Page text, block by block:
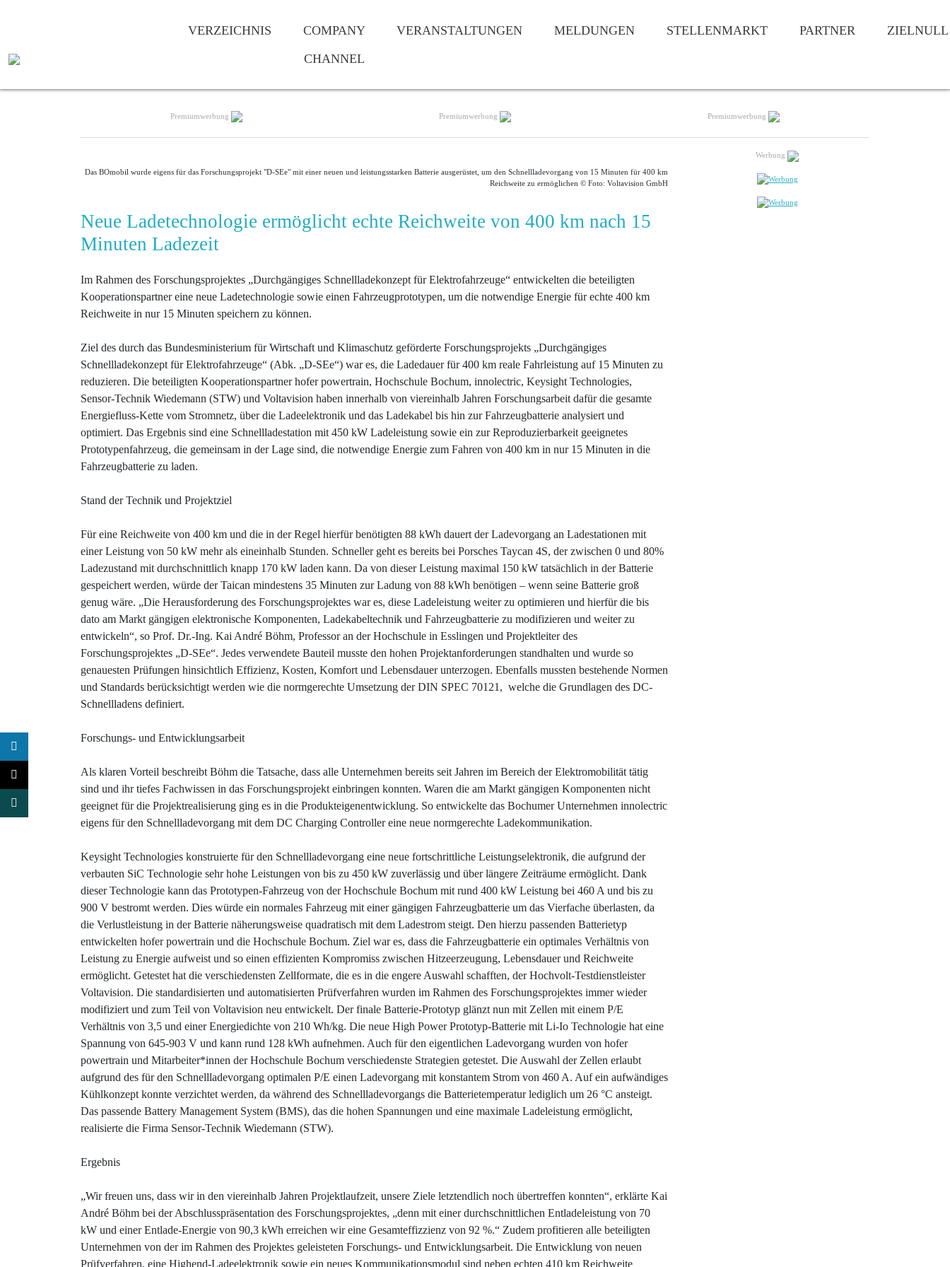
VERZEICHNIS
COMPANY
CHANNEL
VERANSTALTUNGEN MELDUNGEN STELLENMARKT PARTNER ZIELNULL
Premiumwerbung Premiumwerbung Premiumwerbung
Das BOmobil wurde eigens für das Forschungsprojekt "D-SEe" mit einer neuen und leistungsstarken Batterie ausgerüstet, um den Schnellladevorgang von 15 Minuten für 400 km
Reichweite zu ermöglichen © Foto: Voltavision GmbH
Neue Ladetechnologie ermöglicht echte Reichweite von 400 km nach 15
Minuten Ladezeit
Im Rahmen des Forschungsprojektes „Durchgängiges Schnellladekonzept für Elektrofahrzeuge“ entwickelten die beteiligten
Kooperationspartner eine neue Ladetechnologie sowie einen Fahrzeugprototypen, um die notwendige Energie für echte 400 km
Reichweite in nur 15 Minuten speichern zu können.
Ziel des durch das Bundesministerium für Wirtschaft und Klimaschutz geförderte Forschungsprojekts „Durchgängiges
Schnellladekonzept für Elektrofahrzeuge“ (Abk. „D-SEe“) war es, die Ladedauer für 400 km reale Fahrleistung auf 15 Minuten zu
reduzieren. Die beteiligten Kooperationspartner hofer powertrain, Hochschule Bochum, innolectric, Keysight Technologies,
Sensor-Technik Wiedemann (STW) und Voltavision haben innerhalb von viereinhalb Jahren Forschungsarbeit dafür die gesamte
Energiefluss-Kette vom Stromnetz, über die Ladeelektronik und das Ladekabel bis hin zur Fahrzeugbatterie analysiert und
optimiert. Das Ergebnis sind eine Schnellladestation mit 450 kW Ladeleistung sowie ein zur Reproduzierbarkeit geeignetes
Prototypenfahrzeug, die gemeinsam in der Lage sind, die notwendige Energie zum Fahren von 400 km in nur 15 Minuten in die
Fahrzeugbatterie zu laden.
Stand der Technik und Projektziel
Für eine Reichweite von 400 km und die in der Regel hierfür benötigten 88 kWh dauert der Ladevorgang an Ladestationen mit
einer Leistung von 50 kW mehr als eineinhalb Stunden. Schneller geht es bereits bei Porsches Taycan 4S, der zwischen 0 und 80%
Ladezustand mit durchschnittlich knapp 170 kW laden kann. Da von dieser Leistung maximal 150 kW tatsächlich in der Batterie
gespeichert werden, würde der Taican mindestens 35 Minuten zur Ladung von 88 kWh benötigen – wenn seine Batterie groß
genug wäre. „Die Herausforderung des Forschungsprojektes war es, diese Ladeleistung weiter zu optimieren und hierfür die bis
dato am Markt gängigen elektronische Komponenten, Ladekabeltechnik und Fahrzeugbatterie zu modifizieren und weiter zu
entwickeln“, so Prof. Dr.-Ing. Kai André Böhm, Professor an der Hochschule in Esslingen und Projektleiter des
Forschungsprojektes „D-SEe“. Jedes verwendete Bauteil musste den hohen Projektanforderungen standhalten und wurde so
genauesten Prüfungen hinsichtlich Effizienz, Kosten, Komfort und Lebensdauer unterzogen. Ebenfalls mussten bestehende Normen
und Standards berücksichtigt werden wie die normgerechte Umsetzung der DIN SPEC 70121, welche die Grundlagen des DC-
Schnellladens definiert.
Forschungs- und Entwicklungsarbeit
Als klaren Vorteil beschreibt Böhm die Tatsache, dass alle Unternehmen bereits seit Jahren im Bereich der Elektromobilität tätig
sind und ihr tiefes Fachwissen in das Forschungsprojekt einbringen konnten. Waren die am Markt gängigen Komponenten nicht
geeignet für die Projektrealisierung ging es in die Produkteigenentwicklung. So entwickelte das Bochumer Unternehmen innolectric
eigens für den Schnellladevorgang mit dem DC Charging Controller eine neue normgerechte Ladekommunikation.
Keysight Technologies konstruierte für den Schnellladevorgang eine neue fortschrittliche Leistungselektronik, die aufgrund der
verbauten SiC Technologie sehr hohe Leistungen von bis zu 450 kW zuverlässig und über längere Zeiträume ermöglicht. Dank
dieser Technologie kann das Prototypen-Fahrzeug von der Hochschule Bochum mit rund 400 kW Leistung bei 460 A und bis zu
900 V bestromt werden. Dies würde ein normales Fahrzeug mit einer gängigen Fahrzeugbatterie um das Vierfache überlasten, da
die Verlustleistung in der Batterie näherungsweise quadratisch mit dem Ladestrom steigt. Den hierzu passenden Batterietyp
entwickelten hofer powertrain und die Hochschule Bochum. Ziel war es, dass die Fahrzeugbatterie ein optimales Verhältnis von
Leistung zu Energie aufweist und so einen effizienten Kompromiss zwischen Hitzeerzeugung, Lebensdauer und Reichweite
ermöglicht. Getestet hat die verschiedensten Zellformate, die es in die engere Auswahl schafften, der Hochvolt-Testdienstleister
Voltavision. Die standardisierten und automatisierten Prüfverfahren wurden im Rahmen des Forschungsprojektes immer wieder
modifiziert und zum Teil von Voltavision neu entwickelt. Der finale Batterie-Prototyp glänzt nun mit Zellen mit einem P/E
Verhältnis von 3,5 und einer Energiedichte von 210 Wh/kg. Die neue High Power Prototyp-Batterie mit Li-Io Technologie hat eine
Spannung von 645-903 V und kann rund 128 kWh aufnehmen. Auch für den eigentlichen Ladevorgang wurden von hofer
powertrain und Mitarbeiter*innen der Hochschule Bochum verschiedenste Strategien getestet. Die Auswahl der Zellen erlaubt
aufgrund des für den Schnellladevorgang optimalen P/E einen Ladevorgang mit konstantem Strom von 460 A. Auf ein aufwändiges
Kühlkonzept konnte verzichtet werden, da während des Schnellladevorgangs die Batterietemperatur lediglich um 26 °C ansteigt.
Das passende Battery Management System (BMS), das die hohen Spannungen und eine maximale Ladeleistung ermöglicht,
realisierte die Firma Sensor-Technik Wiedemann (STW).
Ergebnis
„Wir freuen uns, dass wir in den viereinhalb Jahren Projektlaufzeit, unsere Ziele letztendlich noch übertreffen konnten“, erklärte Kai
André Böhm bei der Abschlusspräsentation des Forschungsprojektes, „denn mit einer durchschnittlichen Entladeleistung von 70
kW und einer Entlade-Energie von 90,3 kWh erreichen wir eine Gesamteffizzienz von 92 %.“ Zudem profitieren alle beteiligten
Unternehmen von der im Rahmen des Projektes geleisteten Forschungs- und Entwicklungsarbeit. Die Entwicklung von neuen
Prüfverfahren, eine Highend-Ladeelektronik sowie ein neues Kommunikationsmodul sind neben echten 410 km Reichweite
Werbung